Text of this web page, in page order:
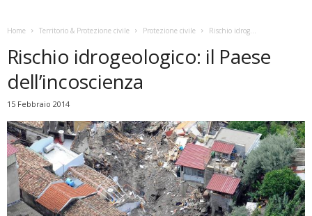
Home Territorio & Protezione civile Protezione civile Rischio idrog...
Rischio idrogeologico: il Paese
dell’incoscienza
15 Febbraio 2014